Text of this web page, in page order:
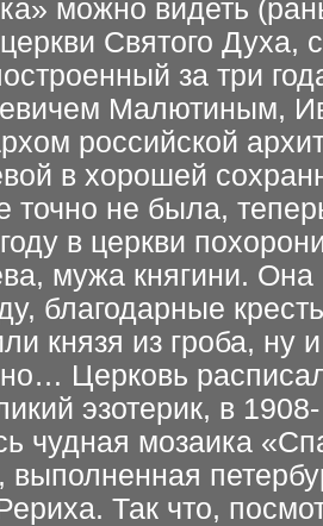
можно видеть
Святого
ый за три
Малютиным,
российской
в хорошей
точно не была,
в церкви
мужа княгини. Она
благодарные
князя из гроба, ну
Церковь
эзотерик, в
чудная мозаика
выполненная
Так что,